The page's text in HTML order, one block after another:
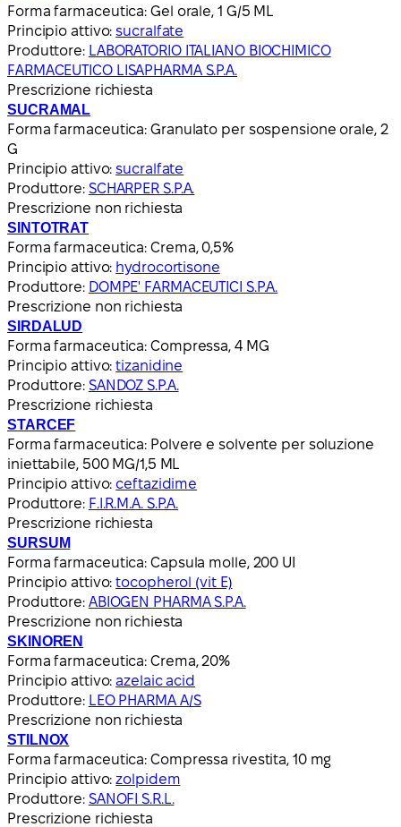
Forma farmaceutica: Gel orale, 1 G/5 ML
Principio attivo:sucralfate
Produttore: LABORATORIO ITALIANO BIOCHIMICO
FARMACEUTICO LISAPHARMA S.P.A.
Prescrizione richiesta
SUCRAMAL
Forma farmaceutica: Granulato per sospensione orale, 2
G
Principio attivo:sucralfate
Produttore: SCHARPER S.P.A.
Prescrizione non richiesta
SINTOTRAT
Forma farmaceutica: Crema, 0,5%
Principio attivo: hydrocortisone
Produttore: DOMPE' FARMACEUTICI S.P.A.
Prescrizione non richiesta
SIRDALUD
Forma farmaceutica: Compressa, 4 MG
Principio attivo:tizanidine
Produttore: SANDOZ S.P.A.
Prescrizione richiesta
STARCEF
Forma farmaceutica: Polvere e solvente per soluzione
iniettabile, 500 MG/1,5 ML
Principio attivo: ceftazidime
Produttore: F.I.R.M.A. S.P.A.
Prescrizione richiesta
SURSUM
Forma farmaceutica: Capsula molle, 200 UI
Principio attivo:tocopherol (vit E)
Produttore: ABIOGEN PHARMA S.P.A.
Prescrizione non richiesta
SKINOREN
Forma farmaceutica: Crema, 20%
Principio attivo:azelaic acid
Produttore: LEO PHARMA A/S
Prescrizione non richiesta
STILNOX
Forma farmaceutica: Compressa rivestita, 10 mg
Principio attivo:zolpidem
Produttore: SANOFI S.R.L.
Prescrizione richiesta